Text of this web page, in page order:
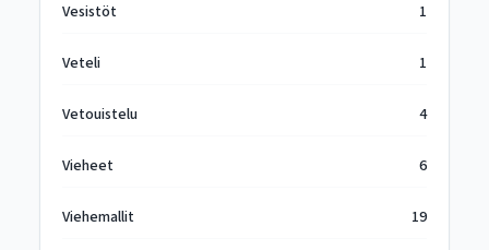
Vesistöt 1
Veteli 1
Vetouistelu 4
Vieheet 6
Viehemallit 19